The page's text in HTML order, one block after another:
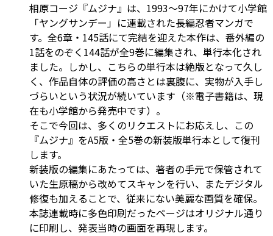
相原コージ『ムジナ』は、1993～97年にかけて小学館
「ヤングサンデー」に連載された長編忍者マンガで
す。全6章・145話にて完結を迎えた本作は、番外編の
1話をのぞく144話が全9巻に編集され、単行本化され
ました。しかし、こちらの単行本は絶版となって久し
く、作品自体の評価の高さとは裏腹に、実物が入手し
づらいという状況が続いています（※電子書籍は、現
在も小学館から発売中です）。
そこで今回は、多くのリクエストにお応えし、この
『ムジナ』をA5版・全5巻の新装版単行本として復刊
します。
新装版の編集にあたっては、著者の手元で保管されて
いた生原稿から改めてスキャンを行い、またデジタル
修復も加えることで、従来にない美麗な画質を確保。
本誌連載時に多色印刷だったページはオリジナル通り
に印刷し、発表当時の画面を再現します。